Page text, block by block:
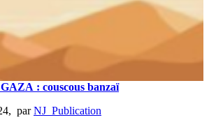
: couscous banzaï
, parNJ_Publication